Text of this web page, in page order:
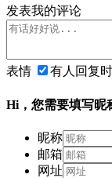
发表我的评论
表情 有人回复
Hi，您需要填写昵
昵称
邮箱
网址